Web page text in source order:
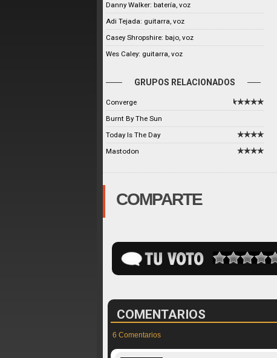
Danny Walker: batería, voz
Adi Tejada: guitarra, voz
Casey Shropshire: bajo, voz
Wes Caley: guitarra, voz
GRUPOS RELACIONADOS
Converge
Burnt By The Sun
Today Is The Day
Mastodon
COMPARTE
COMENTARIOS
6 Comentarios